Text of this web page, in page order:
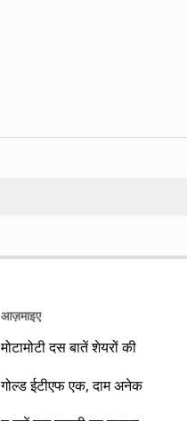
आज़माइए
मोटामोटी दस बातें शेयरों की
गोल्ड ईटीएफ एक, दाम अनेक